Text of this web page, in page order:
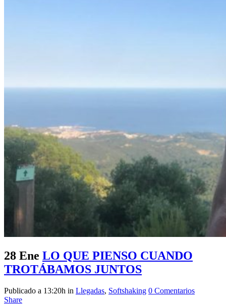
28 Ene LO QUE PIENSO CUANDO
TROTÁBAMOS JUNTOS
Publicado a 13:20h in Llegadas, Softshaking 0 Comentarios
Share